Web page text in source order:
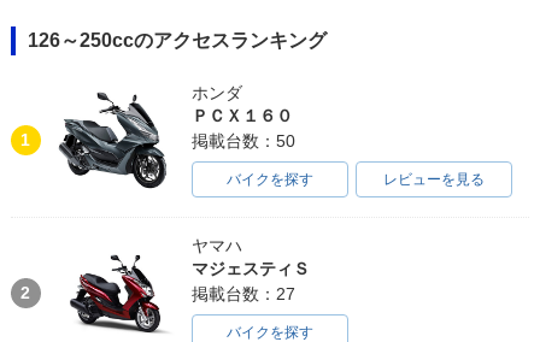
126～250ccのアクセスランキング
1
ホンダ
ＰＣＸ１６０
掲載台数：50
バイクを探す レビューを見る
2
ヤマハ
マジェスティＳ
掲載台数：27
バイクを探す